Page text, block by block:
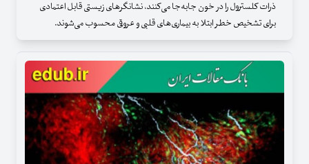
ذرات کلسترول را در خون جابه‌جا می‌کنند، نشانگرهای زیستی قابل اعتمادی
برای تشخیص خطر ابتلا به بیماری‌های قلبی و عروقی محسوب می‌شوند.